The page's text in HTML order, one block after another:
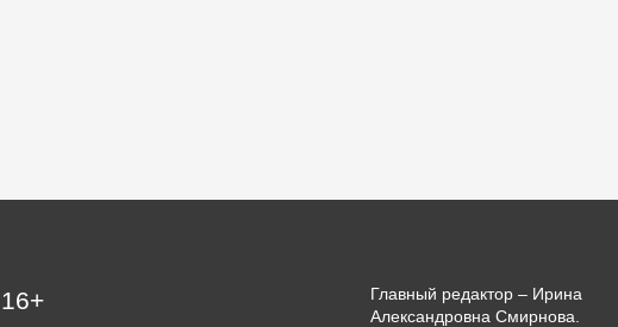
16+
Главный редактор – Ирина
Александровна Смирнова.